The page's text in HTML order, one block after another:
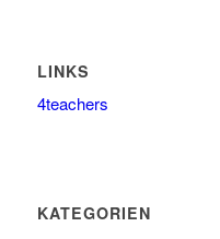
LINKS
4teachers
KATEGORIEN